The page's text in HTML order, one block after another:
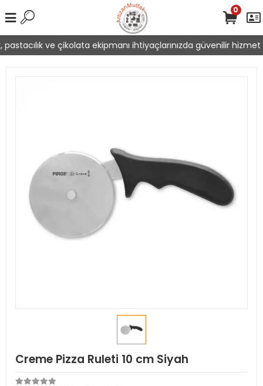
ve çikolata ekipmanı ihtiyaçlarınızda güvenilir hizmet
0
Creme Pizza Ruleti 10 cm Siyah